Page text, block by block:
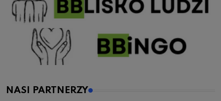
NASI PARTNERZY